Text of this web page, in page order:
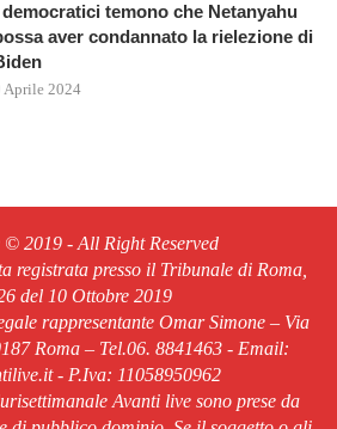
democratici temono che Netanyahu
aver condannato la rielezione di
Aprile 2024
© 2019 - All Right Reserved
registrata presso il Tribunale di Roma,
del 10 Ottobre 2019
rappresentante Omar Simone – Via
Roma – Tel.06. 8841463 - Email:
- P.Iva: 11058950962
Avanti live sono prese da